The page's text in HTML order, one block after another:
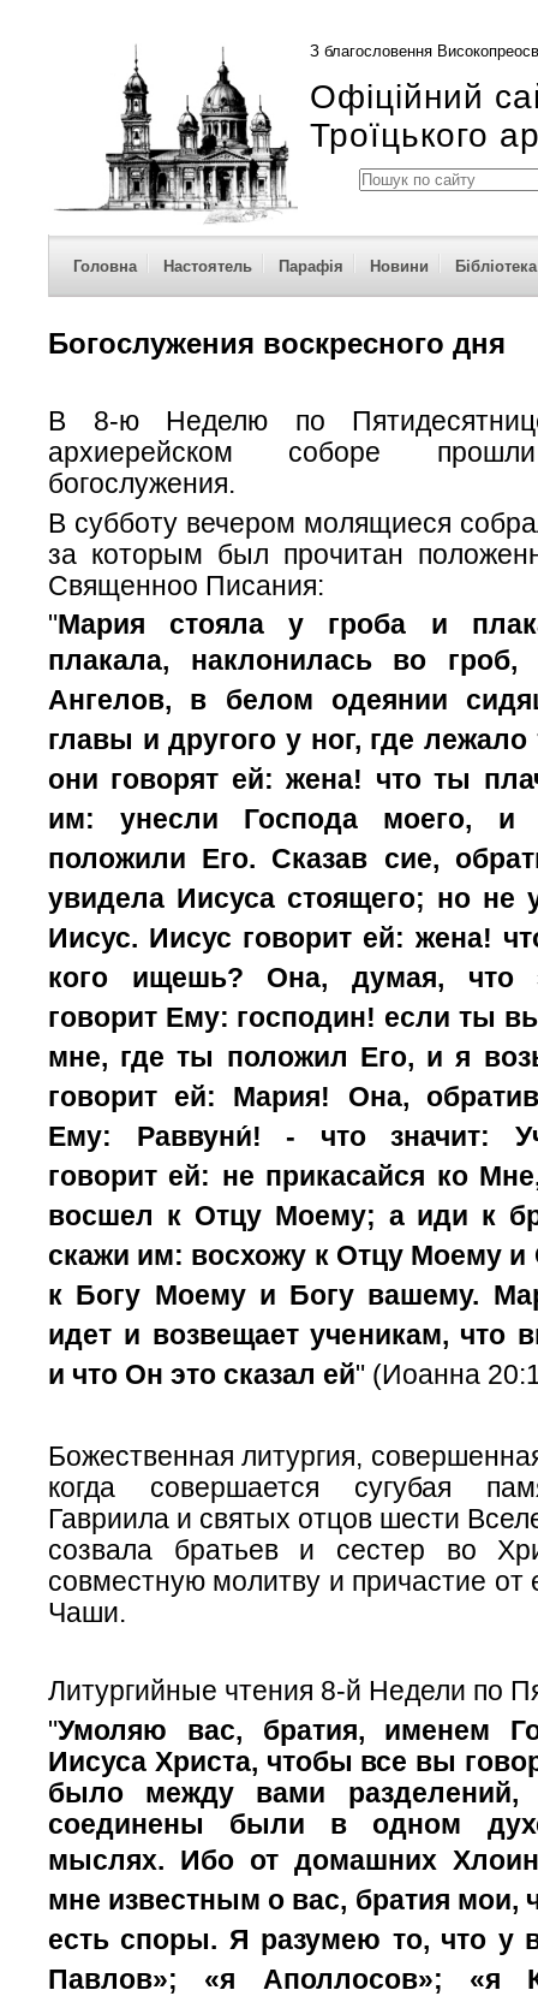
З благословення
Офіційний
Троїцького
Головна Настоятель Парафія Новини Бібліотека
Богослужения воскресного дня
В 8-ю Неделю по
архиерейском соборе
богослужения.
В субботу вечером молящиеся
за которым был прочитан
Священноо Писания:
"Мария стояла у гроба и
плакала, наклонилась во гроб,
Ангелов, в белом одеянии
главы и другого у ног, где
они говорят ей: жена! что ты
им: унесли Господа моего, и
положили Его. Сказав сие,
увидела Иисуса стоящего; но не
Иисус. Иисус говорит ей: жена!
кого ищешь? Она, думая, что
говорит Ему: господин! если ты
мне, где ты положил Его, и я
говорит ей: Мария! Она,
Ему: Раввуни́! - что значит:
говорит ей: не прикасайся ко
восшел к Отцу Моему; а иди к
скажи им: восхожу к Отцу Моему и
к Богу Моему и Богу вашему.
идет и возвещает ученикам, что
и что Он это сказал ей" (Иоанна
Божественная литургия,
когда совершается сугубая
Гавриила и святых отцов шести
созвала братьев и сестер во
совместную молитву и причастие от
Чаши.
Литургийные чтения 8-й Недели по
"Умоляю вас, братия, именем
Иисуса Христа, чтобы все вы
было между вами
соединены были в одном
мыслях. Ибо от домашних
мне известным о вас, братия мои,
есть споры. Я разумею то, что у
Павлов»; «я Аполлосов»; «я